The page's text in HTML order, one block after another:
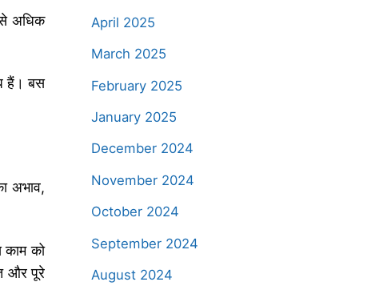
अधिक
हैं। बस
अभाव,
काम को
और पूरे
April 2025
March 2025
February 2025
January 2025
December 2024
November 2024
October 2024
September 2024
August 2024